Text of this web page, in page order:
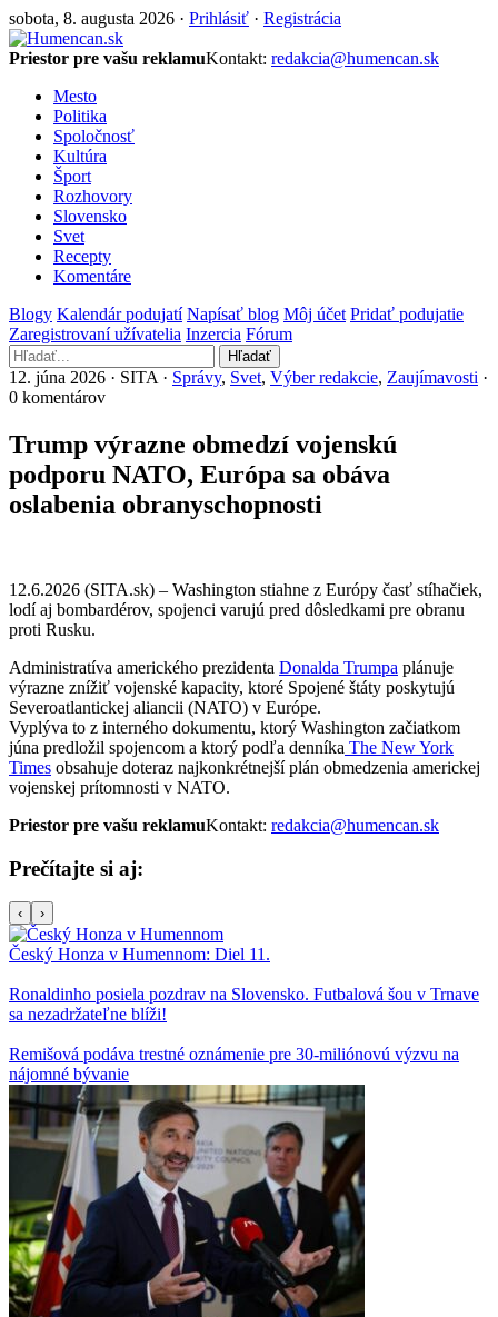
sobota, 8. augusta 2026 · Prihlásiť · Registrácia
Priestor pre vašu reklamuKontakt: redakcia@humencan.sk
Mesto
Politika
Spoločnosť
Kultúra
Šport
Rozhovory
Slovensko
Svet
Recepty
Komentáre
Blogy Kalendár podujatí Napísať blog Môj účet Pridať podujatie
Zaregistrovaní užívatelia Inzercia Fórum
Hľadať
12. júna 2026 · SITA · Správy, Svet, Výber redakcie, Zaujímavosti ·
0 komentárov
Trump výrazne obmedzí vojenskú
podporu NATO, Európa sa obáva
oslabenia obranyschopnosti
12.6.2026 (SITA.sk) – Washington stiahne z Európy časť stíhačiek,
lodí aj bombardérov, spojenci varujú pred dôsledkami pre obranu
proti Rusku.
Administratíva amerického prezidenta Donalda Trumpa plánuje
výrazne znížiť vojenské kapacity, ktoré Spojené štáty poskytujú
Severoatlantickej aliancii (NATO) v Európe.
Vyplýva to z interného dokumentu, ktorý Washington začiatkom
júna predložil spojencom a ktorý podľa denníka The New York
Times obsahuje doteraz najkonkrétnejší plán obmedzenia americkej
vojenskej prítomnosti v NATO.
Priestor pre vašu reklamuKontakt: redakcia@humencan.sk
Prečítajte si aj:
‹ ›
Český Honza v Humennom: Diel 11.
Ronaldinho posiela pozdrav na Slovensko. Futbalová šou v Trnave
sa nezadržateľne blíži!
Remišová podáva trestné oznámenie pre 30-miliónovú výzvu na
nájomné bývanie